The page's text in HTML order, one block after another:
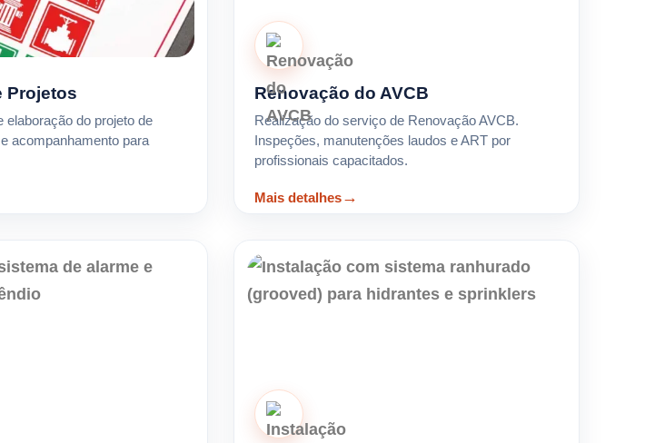
Projetos
elaboração do projeto de
acompanhamento para
Renovação do AVCB
Realização do serviço de Renovação AVCB.
Inspeções, manutenções laudos e ART por
profissionais capacitados.
Mais detalhes